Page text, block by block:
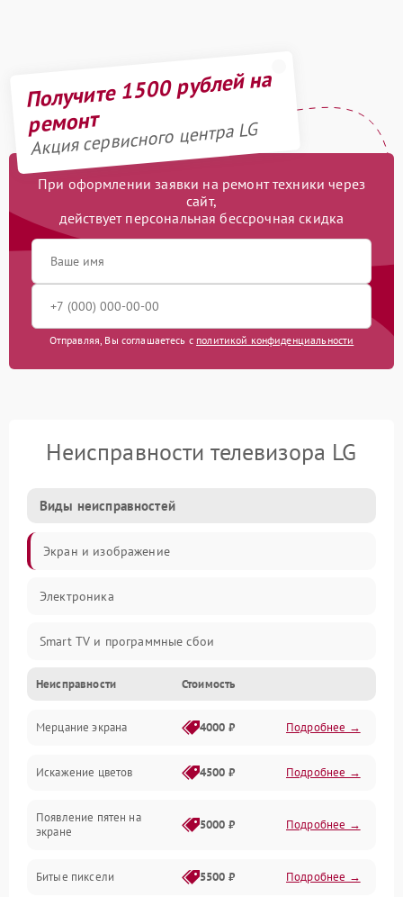
Получите 1500 рублей на
ремонт
Акция сервисного центра LG
При оформлении заявки на ремонт техники через
сайт,
действует персональная бессрочная скидка
Отправляя, Вы соглашаетесь с политикой конфиденциальности
Неисправности телевизора LG
Виды неисправностей
Экран и изображение
Электроника
Smart TV и программные сбои
Питание и запуск
Подсветка и LED-модули
Звук и аудиосистема
Сигнал и приём каналов
Неисправности Стоимость
Мерцание экрана 4000 ₽ Подробнее →
Искажение цветов 4500 ₽ Подробнее →
Появление пятен на
экране
5000 ₽ Подробнее →
Битые пиксели 5500 ₽ Подробнее →